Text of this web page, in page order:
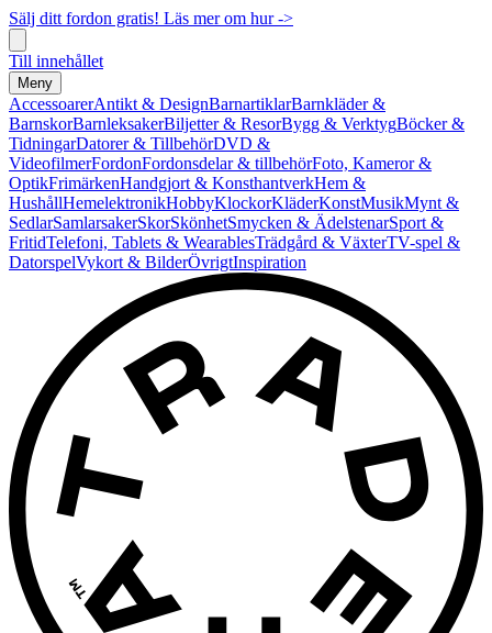
Sälj ditt fordon gratis! Läs mer om hur ->
Till innehållet
Meny
AccessoarerAntikt & DesignBarnartiklarBarnkläder &
BarnskorBarnleksakerBiljetter & ResorBygg & VerktygBöcker &
TidningarDatorer & TillbehörDVD &
VideofilmerFordonFordonsdelar & tillbehörFoto, Kameror &
OptikFrimärkenHandgjort & KonsthantverkHem &
HushållHemelektronikHobbyKlockorKläderKonstMusikMynt &
SedlarSamlarsakerSkorSkönhetSmycken & ÄdelstenarSport &
FritidTelefoni, Tablets & WearablesTrädgård & VäxterTV-spel &
DatorspelVykort & BilderÖvrigtInspiration